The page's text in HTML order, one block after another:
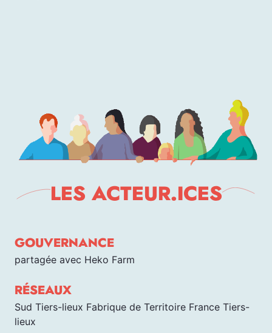
LES ACTEUR.ICES
GOUVERNANCE
partagée avec Heko Farm
RÉSEAUX
Sud Tiers-lieux Fabrique de Territoire France Tiers-
lieux